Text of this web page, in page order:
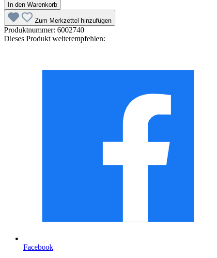
In den Warenkorb
Zum Merkzettel hinzufügen
Produktnummer: 6002740
Dieses Produkt weiterempfehlen:
Facebook